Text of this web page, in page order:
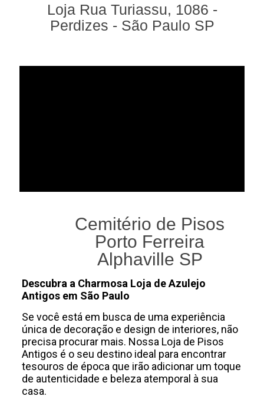
Loja Rua Turiassu, 1086 -
Perdizes - São Paulo SP
Cemitério de Pisos
Porto Ferreira
Alphaville SP
Descubra a Charmosa Loja de Azulejo
Antigos em São Paulo
Se você está em busca de uma experiência
única de decoração e design de interiores, não
precisa procurar mais. Nossa Loja de Pisos
Antigos é o seu destino ideal para encontrar
tesouros de época que irão adicionar um toque
de autenticidade e beleza atemporal à sua
casa.